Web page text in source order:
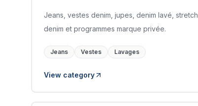
Jeans, vestes denim, jupes, denim lavé, stretch
denim et programmes marque privée.
Jeans Vestes Lavages
View category